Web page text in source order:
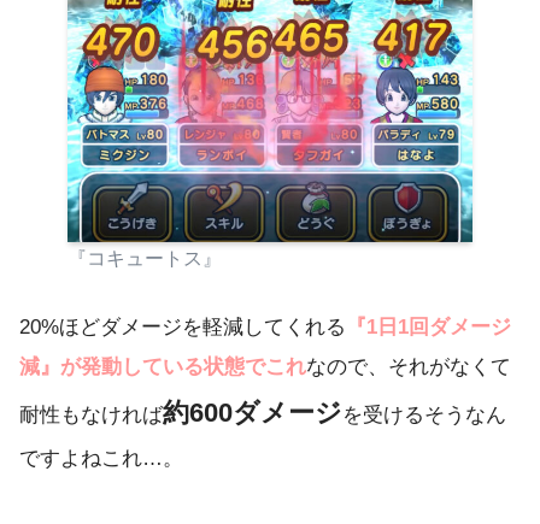
『コキュートス』
20%ほどダメージを軽減してくれる 『1日1回ダメージ
減』が発動している状態でこれなので、それがなくて
耐性もなければ約600ダメージを受けるそうなん
ですよねこれ…。